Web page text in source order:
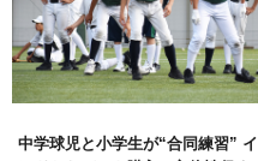
中学球児と小学生が“合同練習” イ